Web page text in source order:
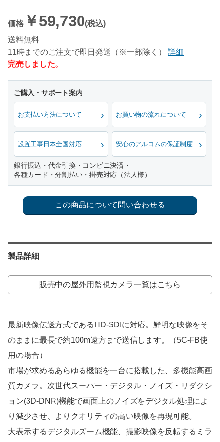
価格 ￥59,730(税込)
送料無料
11時までのご注文で即日発送（※一部除く）
詳細
完売しました。
お支払い方法について お買い物の流れについて
設置工事日本全国対応 安心のアルコムの保証制度
銀行振込・代金引換・コンビニ決済・
各種カード・分割払い・掛売対応（法人様）
製品詳細
販売中の屋外用監視カメラ一覧はこちら
最新映像伝送方式であるHD-SDIに対応。鮮明な映像をそ
のままに最長で約100m遠方まで送信します。（5C-FB使
用の場合）
市場が求めるあらゆる機能を一台に搭載した、多機能高画
質カメラ。次世代スーパー・デジタル・ノイズ・リダクシ
ョン(3D-DNR)機能で画面上のノイズをデジタル処理によ
り減少させ、よりクオリティの高い映像を再現可能。
大表示するデジタルズーム機能、撮影映像を反転するミラ